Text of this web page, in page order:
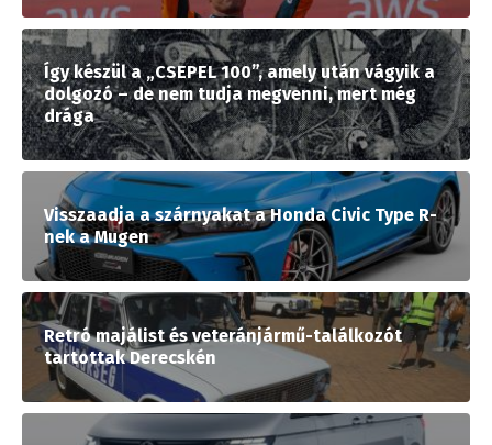
Így készül a „CSEPEL 100”, amely után vágyik a
dolgozó – de nem tudja megvenni, mert még
drága
Visszaadja a szárnyakat a Honda Civic Type R-
nek a Mugen
Retró majálist és veteránjármű-találkozót
tartottak Derecskén